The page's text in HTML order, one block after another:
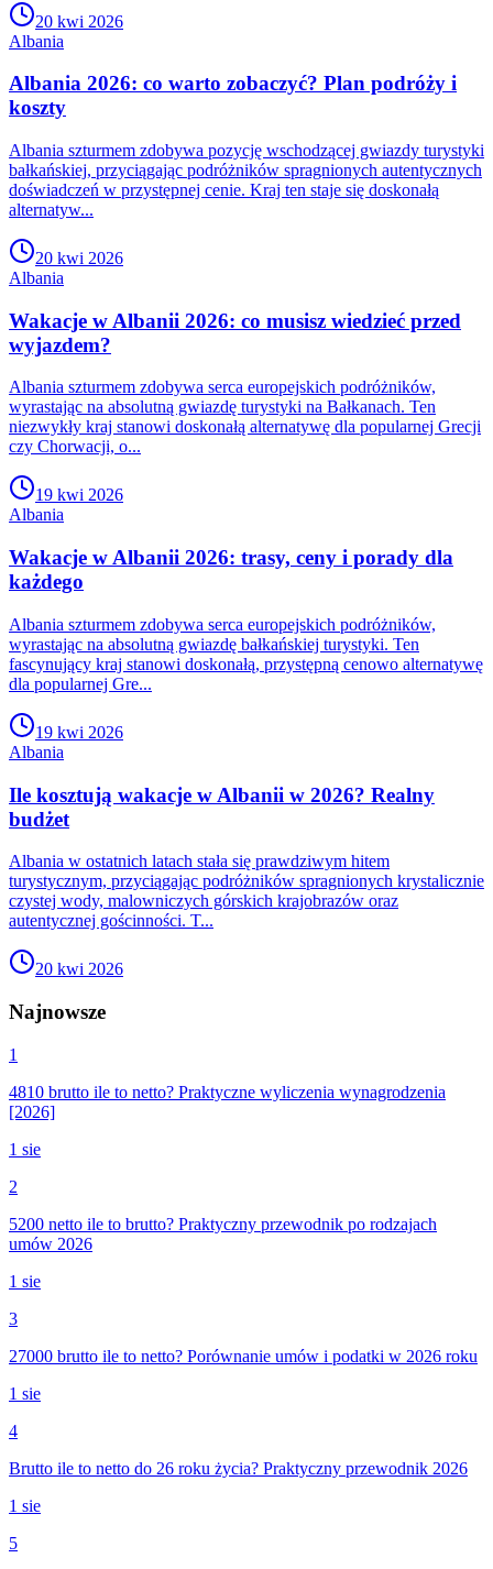
20 kwi 2026
Albania
Albania 2026: co warto zobaczyć? Plan podróży i
koszty
Albania szturmem zdobywa pozycję wschodzącej gwiazdy turystyki
bałkańskiej, przyciągając podróżników spragnionych autentycznych
doświadczeń w przystępnej cenie. Kraj ten staje się doskonałą
alternatyw...
20 kwi 2026
Albania
Wakacje w Albanii 2026: co musisz wiedzieć przed
wyjazdem?
Albania szturmem zdobywa serca europejskich podróżników,
wyrastając na absolutną gwiazdę turystyki na Bałkanach. Ten
niezwykły kraj stanowi doskonałą alternatywę dla popularnej Grecji
czy Chorwacji, o...
19 kwi 2026
Albania
Wakacje w Albanii 2026: trasy, ceny i porady dla
każdego
Albania szturmem zdobywa serca europejskich podróżników,
wyrastając na absolutną gwiazdę bałkańskiej turystyki. Ten
fascynujący kraj stanowi doskonałą, przystępną cenowo alternatywę
dla popularnej Gre...
19 kwi 2026
Albania
Ile kosztują wakacje w Albanii w 2026? Realny
budżet
Albania w ostatnich latach stała się prawdziwym hitem
turystycznym, przyciągając podróżników spragnionych krystalicznie
czystej wody, malowniczych górskich krajobrazów oraz
autentycznej gościnności. T...
20 kwi 2026
Najnowsze
1
4810 brutto ile to netto? Praktyczne wyliczenia wynagrodzenia
[2026]
1 sie
2
5200 netto ile to brutto? Praktyczny przewodnik po rodzajach
umów 2026
1 sie
3
27000 brutto ile to netto? Porównanie umów i podatki w 2026 roku
1 sie
4
Brutto ile to netto do 26 roku życia? Praktyczny przewodnik 2026
1 sie
5